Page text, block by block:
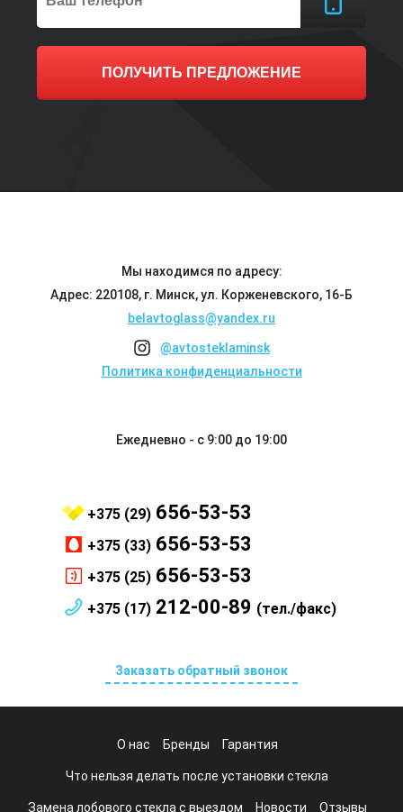
ПОЛУЧИТЬ ПРЕДЛОЖЕНИЕ
Мы находимся по адресу:
Адрес: 220108, г. Минск, ул. Корженевского, 16-Б
belavtoglass@yandex.ru
@avtosteklaminsk
Политика конфиденциальности
Ежедневно - с 9:00 до 19:00
+375 (29) 656-53-53
+375 (33) 656-53-53
+375 (25) 656-53-53
+375 (17) 212-00-89 (тел./факс)
Заказать обратный звонок
О нас Бренды Гарантия
Что нельзя делать после установки стекла
Замена лобового стекла с выездом Новости Отзывы